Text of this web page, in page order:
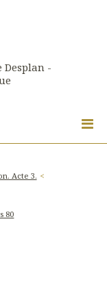
Desplan -
Acte 3.
80